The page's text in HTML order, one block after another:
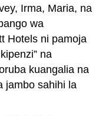
Irma, Maria, na
wa
Hotels ni pamoja
na
kuangalia na
jambo sahihi la